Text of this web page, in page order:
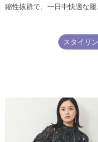
縮性抜群で、一日中快適な
スタイリ